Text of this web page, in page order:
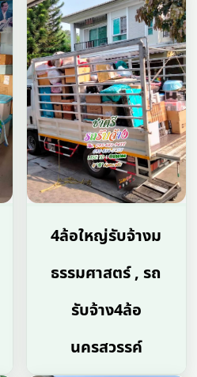
4ล้อใหญ่รับจ้างม
ธรรมศาสตร์ , รถ
รับจ้าง4ล้อ
นครสวรรค์